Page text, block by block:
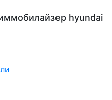
hyundai